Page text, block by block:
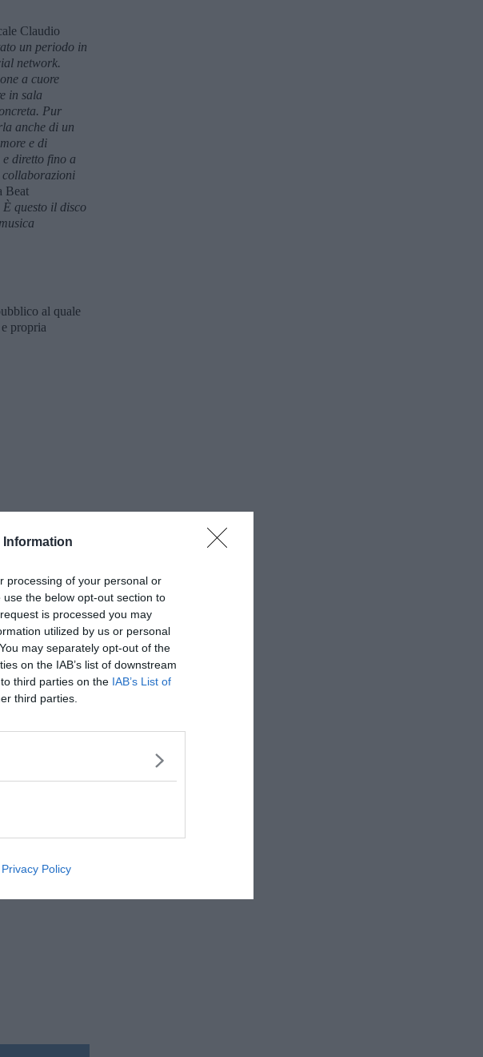
Information
processing of your personal or
the below opt-out section to
is processed you may
utilized by us or personal
may separately opt-out of the
on the IAB’s list of downstream
third parties on the IAB’s List of
third parties.
Privacy Policy
Claudio
un periodo in
network.
a cuore
in sala
Pur
anche di un
e di
diretto fino a
collaborazioni
Beat
È questo il disco
al quale
propria